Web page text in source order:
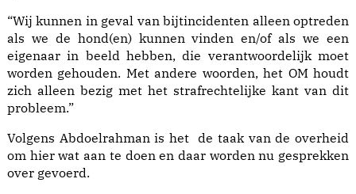
“Wij kunnen in geval van bijtincidenten alleen optreden
als we de hond(en) kunnen vinden en/of als we een
eigenaar in beeld hebben, die verantwoordelijk moet
worden gehouden. Met andere woorden, het OM houdt
zich alleen bezig met het strafrechtelijke kant van dit
probleem.”
Volgens Abdoelrahman is het de taak van de overheid
om hier wat aan te doen en daar worden nu gesprekken
over gevoerd.